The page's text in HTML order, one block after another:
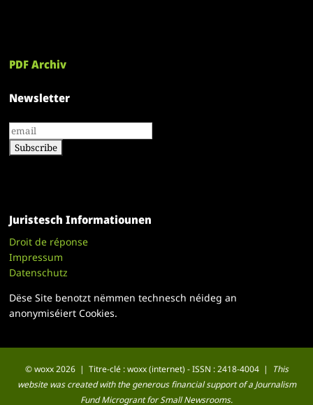
PDF Archiv
Newsletter
Juristesch Informatiounen
Droit de réponse
Impressum
Datenschutz
Dëse Site benotzt nëmmen technesch néideg an
anonymiséiert Cookies.
© woxx 2026 | Titre-clé : woxx (internet) - ISSN : 2418-4004 |
This
website was created with the generous financial support of a Journalism
Fund Microgrant for Small Newsrooms.